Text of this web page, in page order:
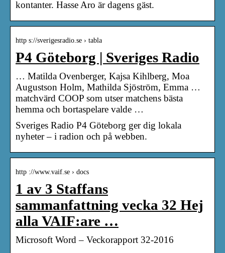
kontanter. Hasse Aro är dagens gäst.
http s://sverigesradio.se › tabla
P4 Göteborg | Sveriges Radio
… Matilda Ovenberger, Kajsa Kihlberg, Moa
Augustson Holm, Mathilda Sjöström, Emma …
matchvärd COOP som utser matchens bästa
hemma och bortaspelare valde …
Sveriges Radio P4 Göteborg ger dig lokala
nyheter – i radion och på webben.
http ://www.vaif.se › docs
1 av 3 Staffans
sammanfattning vecka 32 Hej
alla VAIF:are …
Microsoft Word – Veckorapport 32-2016